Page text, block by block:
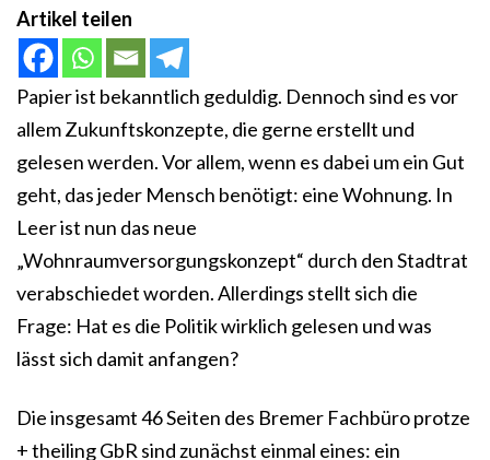
Artikel teilen
Papier ist bekanntlich geduldig. Dennoch sind es vor
allem Zukunftskonzepte, die gerne erstellt und
gelesen werden. Vor allem, wenn es dabei um ein Gut
geht, das jeder Mensch benötigt: eine Wohnung. In
Leer ist nun das neue
„Wohnraumversorgungskonzept“ durch den Stadtrat
verabschiedet worden. Allerdings stellt sich die
Frage: Hat es die Politik wirklich gelesen und was
lässt sich damit anfangen?
Die insgesamt 46 Seiten des Bremer Fachbüro protze
+ theiling GbR sind zunächst einmal eines: ein